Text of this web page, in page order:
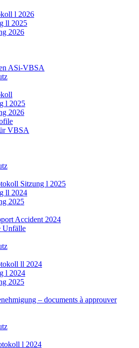
l 2026
ll 2025
2026
ASi-VBSA
l 2025
2026
VBSA
Sitzung l 2025
ll 2024
2025
Accident 2024
Unfälle
ll 2024
l 2024
2025
– documents à approuver
l 2024